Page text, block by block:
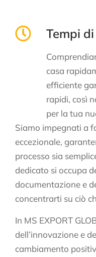
Tempi
casa
efficiente
rapidi, così
per la tua
Siamo impegnati a
eccezionale,
processo sia
dedicato si occupa
documentazione e
concentrarti su ciò
In MS EXPORT
dell’innovazione e
cambiamento